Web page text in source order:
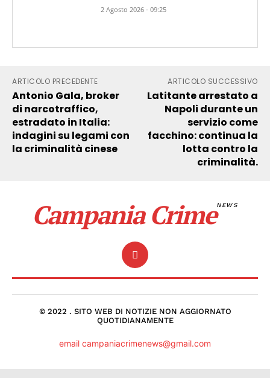
2 Agosto 2026 - 09:25
ARTICOLO PRECEDENTE
Antonio Gala, broker
di narcotraffico,
estradato in Italia:
indagini su legami con
la criminalità cinese
ARTICOLO SUCCESSIVO
Latitante arrestato a
Napoli durante un
servizio come
facchino: continua la
lotta contro la
criminalità.
Campania CrimeNEWS
© 2022 . SITO WEB DI NOTIZIE NON AGGIORNATO
QUOTIDIANAMENTE
email campaniacrimenews@gmail.com